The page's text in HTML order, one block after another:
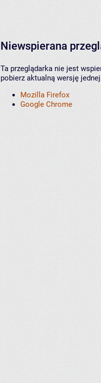
Niewspierana
Ta przeglądarka nie jest
pobierz aktualną wersję
Mozilla Firefox
Google Chrome